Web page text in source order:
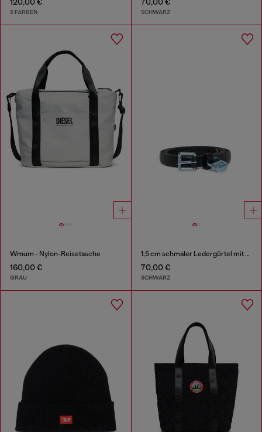
2 FARBEN SCHWARZ
Wmum - Nylon-Reisetasche
160,00 €
GRAU
1,5 cm schmaler Ledergürtel mit Metallschnalle und Anhänger
70,00 €
SCHWARZ